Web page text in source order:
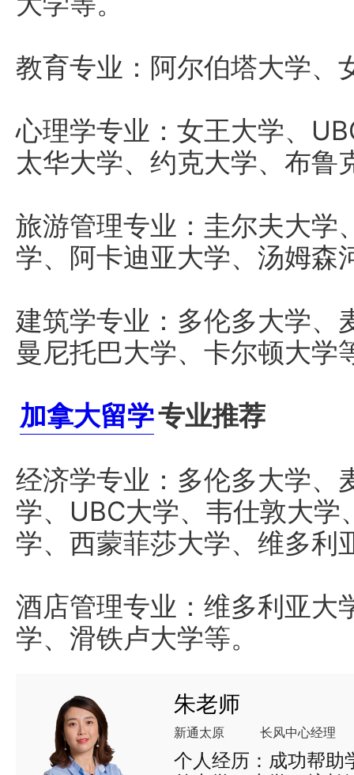
教育专业：阿尔伯塔大学、
心理学专业：女王大学、
太华大学、约克大学、布鲁
旅游管理专业：圭尔夫大学
学、阿卡迪亚大学、汤姆森
建筑学专业：多伦多大学、
曼尼托巴大学、卡尔顿大学
加拿大留学专业推荐
经济学专业：多伦多大学、
学、UBC大学、韦仕敦大
学、西蒙菲莎大学、维多利
酒店管理专业：维多利亚大
学、滑铁卢大学等。
朱老师
新通太原 长风中心经理
个人经历：成功帮助